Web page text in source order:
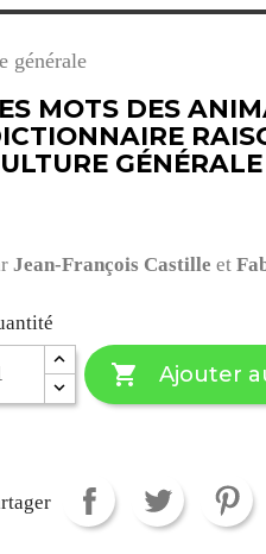
générale
MOTS DES
GÉNÉRALE
Jean-François Castille et
 Ajouter